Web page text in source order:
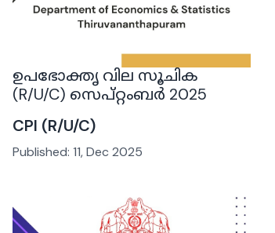
ഉപഭോക്തൃ വില സൂചിക
(R/U/C) സെപ്റ്റംബർ 2025
CPI (R/U/C)
Published: 11, Dec 2025